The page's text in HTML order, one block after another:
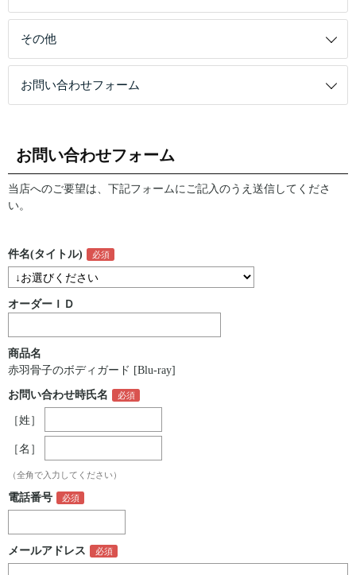
その他
お問い合わせフォーム
お問い合わせフォーム
当店へのご要望は、下記フォームにご記入のうえ送信してくださ
い。
件名(タイトル)
オーダーＩＤ
商品名
赤羽骨子のボディガード [Blu-ray]
お問い合わせ時氏名
［姓］
［名］
（全角で入力してください）
電話番号
メールアドレス